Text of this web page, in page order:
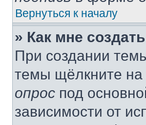
Вернуться к началу
» Как мне
При создании
темы щёлкните
опрос под
зависимости от